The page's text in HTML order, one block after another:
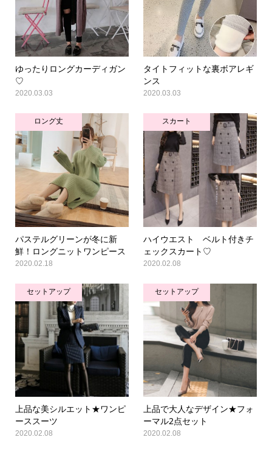
ゆったりロングカーディガン
♡
2020.03.03
タイトフィットな裏ボアレギ
ンス
2020.03.03
ロング丈
パステルグリーンが冬に新
鮮！ロングニットワンピース
2020.02.18
スカート
ハイウエスト ベルト付きチ
ェックスカート♡
2020.02.08
セットアップ
上品な美シルエット★ワンピ
ーススーツ
2020.02.08
セットアップ
上品で大人なデザイン★フォ
ーマル2点セット
2020.02.08